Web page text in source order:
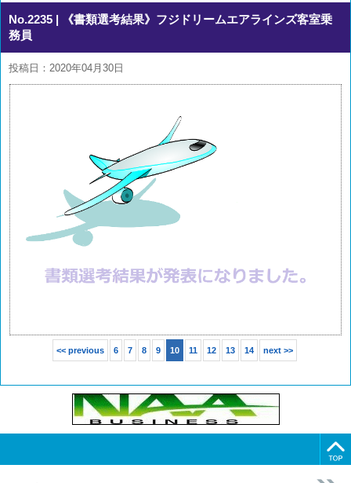
No.2235 | 《書類選考結果》フジドリームエアラインズ客室乗
務員
投稿日：2020年04月30日
<< previous 6 7 8 9 10 11 12 13 14 next >>